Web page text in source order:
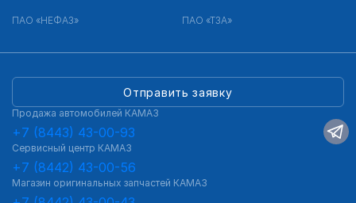
Отправить заявку
Продажа автомобилей КАМАЗ
+7 (8443) 43-00-93
Сервисный центр КАМАЗ
+7 (8442) 43-00-56
Магазин оригинальных запчастей КАМАЗ
ПАО «НЕФАЗ» ПАО «ТЗА»